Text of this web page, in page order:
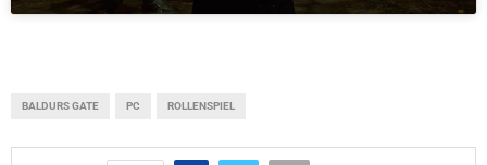
BALDURS GATE PC ROLLENSPIEL